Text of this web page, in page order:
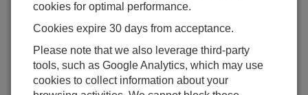
cookies for optimal performance.
Cookies expire 30 days from acceptance.
Please note that we also leverage third-party
tools, such as Google Analytics, which may use
cookies to collect information about your